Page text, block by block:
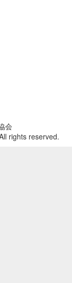
会
rights reserved.